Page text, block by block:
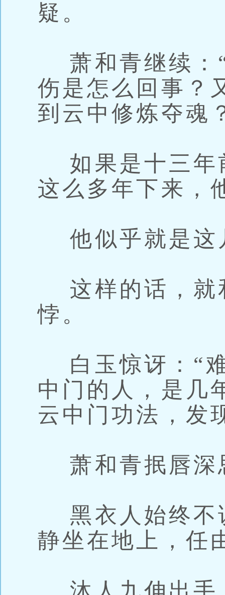
疑。
萧和青继续：
伤是怎么回事？
到云中修炼夺魂
如果是十三年
这么多年下来，
他似乎就是这
这样的话，就
悖。
白玉惊讶：“
中门的人，是几
云中门功法，发
萧和青抿唇深
黑衣人始终不
静坐在地上，任